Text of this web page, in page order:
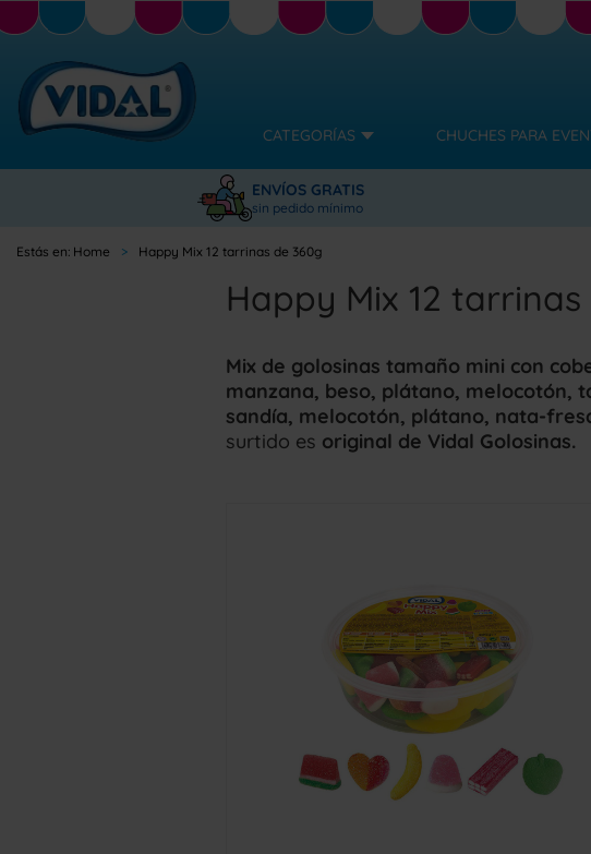
CATEGORÍAS CHUCHES PARA
ENVÍOS GRATIS
sin pedido mínimo
Home Happy Mix 12 tarrinas de 360g
Happy Mix 12 tarrinas
Mix de golosinas tamaño mini con
manzana, beso, plátano, melocotón,
sandía, melocotón, plátano, nata-
surtido es original de Vidal Golosinas.